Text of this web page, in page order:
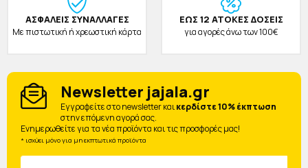
ΑΣΦΑΛΕΙΣ ΣΥΝΑΛΛΑΓΕΣ
Με πιστωτική ή χρεωστική κάρτα
ΕΩΣ 12 ΑΤΟΚΕΣ ΔΟΣΕΙΣ
για αγορές άνω των 100€
Newsletter jajala.gr
Eγγραφείτε στο newsletter καικερδίστε 10% έκπτωση
στην επόμενη αγορά σας.
Ενημερωθείτε για τα νέα προϊόντα και τις προσφορές μας!
* ισχύει μόνο για μη εκπτωτικά προϊόντα